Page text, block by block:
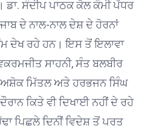
ਡਾ. ਸੰਦੀਪ ਪਾਠਕ ਕੋਲ ਕੌਮੀ ਪੱਧਰ
ਦੇ ਨਾਲ-ਨਾਲ ਦੇਸ਼ ਦੇ ਹੋਰਨਾਂ
ਦੇਖ ਰਹੇ ਹਨ। ਇਸ ਤੋਂ ਇਲਾਵਾ
ਸਾਹਨੀ, ਸੰਤ ਬਲਬੀਰ
ਅਸ਼ੋਕ ਮਿੱਤਲ ਅਤੇ ਹਰਭਜਨ ਸਿੰਘ
ਕਿਤੇ ਵੀ ਦਿਖਾਈ ਨਹੀਂ ਦੇ ਰਹੇ
ਪਿਛਲੇ ਦਿਨੀਂ ਵਿਦੇਸ਼ ਤੋਂ ਪਰਤ